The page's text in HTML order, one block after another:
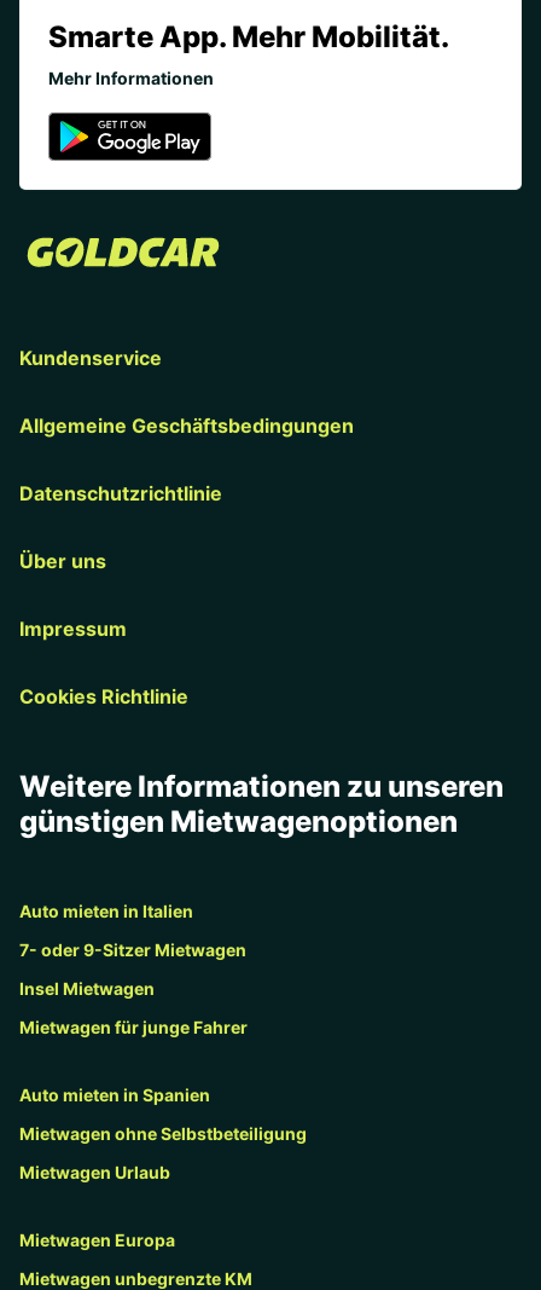
Smarte App. Mehr Mobilität.
Mehr Informationen
Kundenservice
Allgemeine Geschäftsbedingungen
Datenschutzrichtlinie
Über uns
Impressum
Cookies Richtlinie
Weitere Informationen zu unseren
günstigen Mietwagenoptionen
Auto mieten in Italien
7- oder 9-Sitzer Mietwagen
Insel Mietwagen
Mietwagen für junge Fahrer
Auto mieten in Spanien
Mietwagen ohne Selbstbeteiligung
Mietwagen Urlaub
Mietwagen Europa
Mietwagen unbegrenzte KM